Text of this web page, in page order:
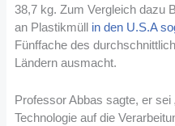
38,7 kg. Zum Vergleich dazu
an Plastikmüll in den U.S.A
Fünffache des
Ländern ausmacht.
Professor Abbas sagte, er
Technologie auf die